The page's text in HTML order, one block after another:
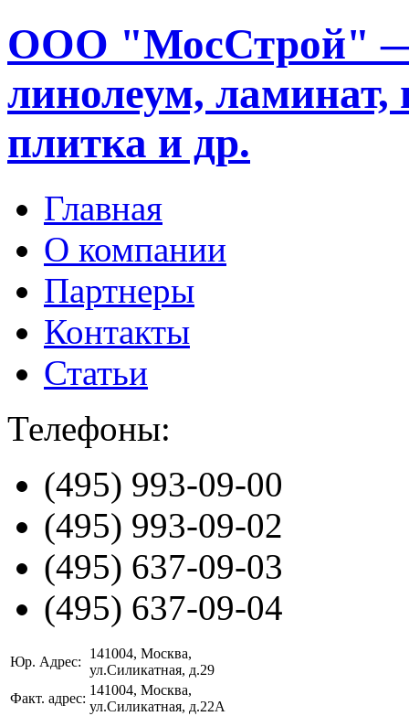
ООО "МосСтрой" —
линолеум, ламинат,
плитка и др.
Главная
О компании
Партнеры
Контакты
Статьи
Телефоны:
(495) 993-09-00
(495) 993-09-02
(495) 637-09-03
(495) 637-09-04
Юр. Адрес:
141004, Москва,
ул.Силикатная, д.29
Факт. адрес:
141004, Москва,
ул.Силикатная, д.22А